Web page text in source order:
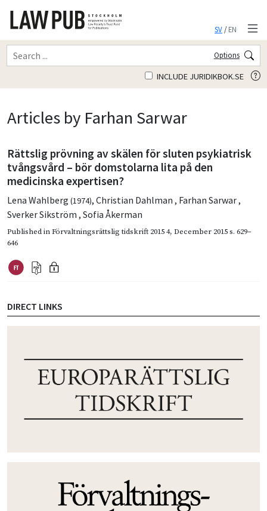
SV/EN
Options
INCLUDE JURIDIKBOK.SE
Articles by Farhan Sarwar
Rättslig prövning av skälen för sluten psykiatrisk
tvångsvård – bör domstolarna lita på den
medicinska expertisen?
Lena Wahlberg (1974), Christian Dahlman , Farhan Sarwar,
Sverker Sikström , Sofia Åkerman
Published inFörvaltningsrättslig tidskrift 2015 4, December 2015s. 629–
646
DIRECT LINKS